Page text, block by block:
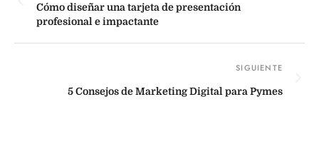
Cómo diseñar una tarjeta de presentación
profesional e impactante
5 Consejos de Marketing Digital para Pymes